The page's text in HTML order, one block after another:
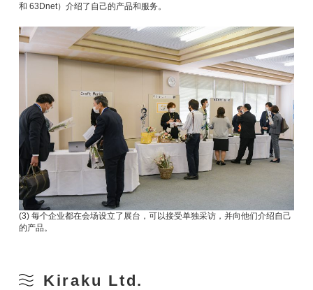
和 63Dnet）介绍了自己的产品和服务。
(3) 每个企业都在会场设立了展台，可以接受单独采访，并向他们介绍自己
的产品。
Kiraku Ltd.